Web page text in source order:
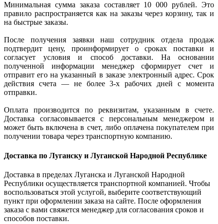
Минимальная сумма заказа составляет 10 000 рублей. Это
правило распространяется как на заказы через корзину, так и
на быстрые заказы.
После получения заявки наш сотрудник отдела продаж
подтвердит цену, проинформирует о сроках поставки и
согласует условия и способ доставки. На основании
полученной информации менеджер сформирует счет и
отправит его на указанный в заказе электронный адрес. Срок
действия счета — не более 3-х рабочих дней с момента
отправки.
Оплата производится по реквизитам, указанным в счете.
Доставка согласовывается с персональным менеджером и
может быть включена в счет, либо оплачена покупателем при
получении товара через транспортную компанию.
Доставка по Луганску и Луганской Народной Республике
Доставка в пределах Луганска и Луганской Народной
Республики осуществляется транспортной компанией. Чтобы
воспользоваться этой услугой, выберите соответствующий
пункт при оформлении заказа на сайте. После оформления
заказа с вами свяжется менеджер для согласования сроков и
способов поставки.